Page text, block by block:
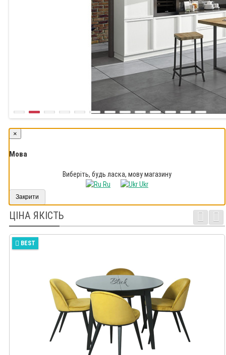
×
Мова
Виберіть, будь ласка, мову магазину
Ru
Ukr
Закрити
ЦІНА ЯКІСТЬ
BEST